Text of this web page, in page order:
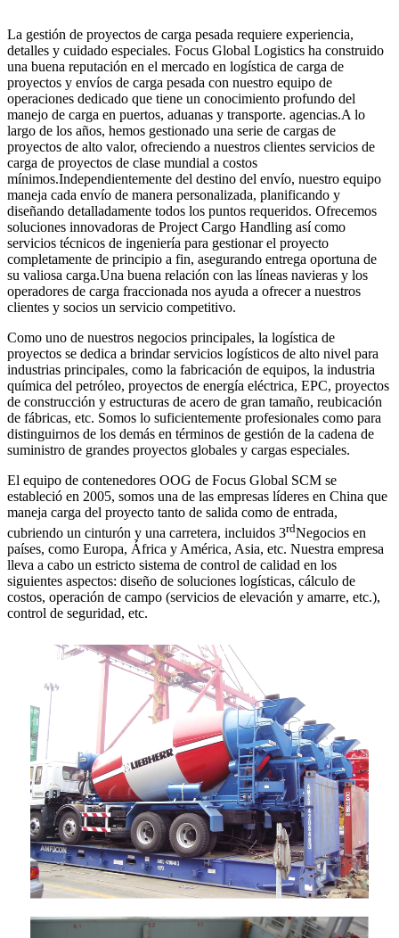
La gestión de proyectos de carga pesada requiere experiencia,
detalles y cuidado especiales. Focus Global Logistics ha construido
una buena reputación en el mercado en logística de carga de
proyectos y envíos de carga pesada con nuestro equipo de
operaciones dedicado que tiene un conocimiento profundo del
manejo de carga en puertos, aduanas y transporte. agencias.A lo
largo de los años, hemos gestionado una serie de cargas de
proyectos de alto valor, ofreciendo a nuestros clientes servicios de
carga de proyectos de clase mundial a costos
mínimos.Independientemente del destino del envío, nuestro equipo
maneja cada envío de manera personalizada, planificando y
diseñando detalladamente todos los puntos requeridos. Ofrecemos
soluciones innovadoras de Project Cargo Handling así como
servicios técnicos de ingeniería para gestionar el proyecto
completamente de principio a fin, asegurando entrega oportuna de
su valiosa carga.Una buena relación con las líneas navieras y los
operadores de carga fraccionada nos ayuda a ofrecer a nuestros
clientes y socios un servicio competitivo.
Como uno de nuestros negocios principales, la logística de
proyectos se dedica a brindar servicios logísticos de alto nivel para
industrias principales, como la fabricación de equipos, la industria
química del petróleo, proyectos de energía eléctrica, EPC, proyectos
de construcción y estructuras de acero de gran tamaño, reubicación
de fábricas, etc. Somos lo suficientemente profesionales como para
distinguirnos de los demás en términos de gestión de la cadena de
suministro de grandes proyectos globales y cargas especiales.
El equipo de contenedores OOG de Focus Global SCM se
estableció en 2005, somos una de las empresas líderes en China que
maneja carga del proyecto tanto de salida como de entrada,
cubriendo un cinturón y una carretera, incluidos 3rdNegocios en
países, como Europa, África y América, Asia, etc. Nuestra empresa
lleva a cabo un estricto sistema de control de calidad en los
siguientes aspectos: diseño de soluciones logísticas, cálculo de
costos, operación de campo (servicios de elevación y amarre, etc.),
control de seguridad, etc.